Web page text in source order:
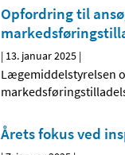
Opfordring til
| 13. januar 2025 |
Lægemiddelstyrelsen
Årets fokus ved